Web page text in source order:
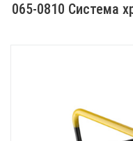
065-0810 Система